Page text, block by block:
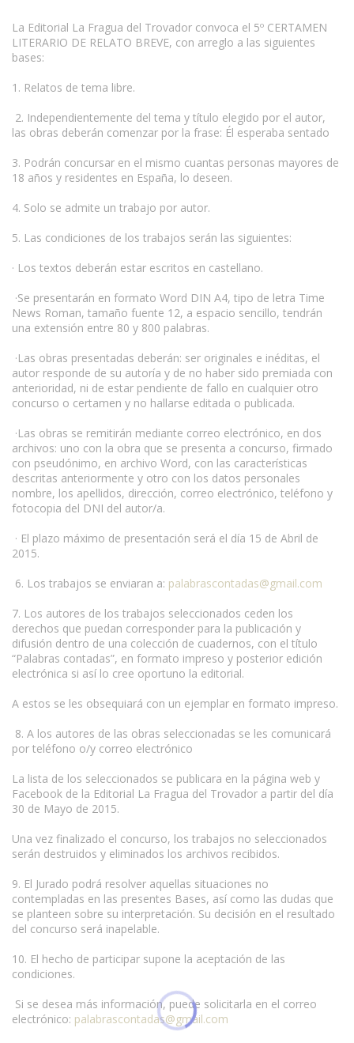
La Editorial La Fragua del Trovador convoca el 5º CERTAMEN
LITERARIO DE RELATO BREVE, con arreglo a las siguientes
bases:
1. Relatos de tema libre.
2. Independientemente del tema y título elegido por el autor,
las obras deberán comenzar por la frase: Él esperaba sentado
3. Podrán concursar en el mismo cuantas personas mayores de
18 años y residentes en España, lo deseen.
4. Solo se admite un trabajo por autor.
5. Las condiciones de los trabajos serán las siguientes:
· Los textos deberán estar escritos en castellano.
·Se presentarán en formato Word DIN A4, tipo de letra Time
News Roman, tamaño fuente 12, a espacio sencillo, tendrán
una extensión entre 80 y 800 palabras.
·Las obras presentadas deberán: ser originales e inéditas, el
autor responde de su autoría y de no haber sido premiada con
anterioridad, ni de estar pendiente de fallo en cualquier otro
concurso o certamen y no hallarse editada o publicada.
·Las obras se remitirán mediante correo electrónico, en dos
archivos: uno con la obra que se presenta a concurso, firmado
con pseudónimo, en archivo Word, con las características
descritas anteriormente y otro con los datos personales
nombre, los apellidos, dirección, correo electrónico, teléfono y
fotocopia del DNI del autor/a.
· El plazo máximo de presentación será el día 15 de Abril de
2015.
6. Los trabajos se enviaran a: palabrascontadas@gmail.com
7. Los autores de los trabajos seleccionados ceden los
derechos que puedan corresponder para la publicación y
difusión dentro de una colección de cuadernos, con el título
“Palabras contadas”, en formato impreso y posterior edición
electrónica si así lo cree oportuno la editorial.
A estos se les obsequiará con un ejemplar en formato impreso.
8. A los autores de las obras seleccionadas se les comunicará
por teléfono o/y correo electrónico
La lista de los seleccionados se publicara en la página web y
Facebook de la Editorial La Fragua del Trovador a partir del día
30 de Mayo de 2015.
Una vez finalizado el concurso, los trabajos no seleccionados
serán destruidos y eliminados los archivos recibidos.
9. El Jurado podrá resolver aquellas situaciones no
contempladas en las presentes Bases, así como las dudas que
se planteen sobre su interpretación. Su decisión en el resultado
del concurso será inapelable.
10. El hecho de participar supone la aceptación de las
condiciones.
Si se desea más información, puede solicitarla en el correo
electrónico: palabrascontadas@gmail.com